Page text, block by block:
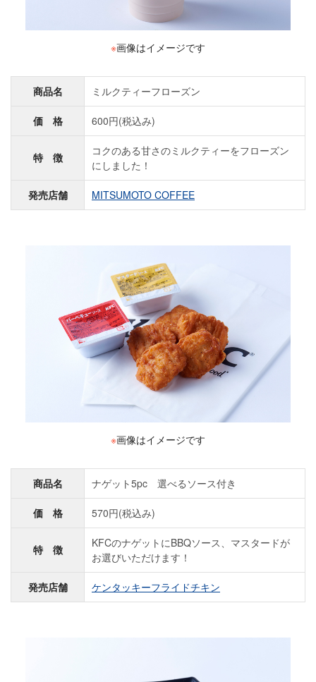
※画像はイメージです
商品名 ミルクティーフローズン
価 格 600円(税込み)
特 徴
コクのある甘さのミルクティーをフローズン
にしました！
発売店舗 MITSUMOTO COFFEE
※画像はイメージです
商品名 ナゲット5pc 選べるソース付き
価 格 570円(税込み)
特 徴
KFCのナゲットにBBQソース、マスタードが
お選びいただけます！
発売店舗 ケンタッキーフライドチキン